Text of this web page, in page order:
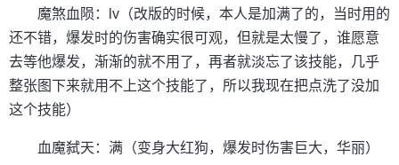
魔煞血陨：lv（改版的时候，本人是加满了的，当时用的
还不错，爆发时的伤害确实很可观，但就是太慢了，谁愿意
去等他爆发，渐渐的就不用了，再者就淡忘了该技能，几乎
整张图下来就用不上这个技能了，所以我现在把点洗了没加
这个技能）
血魔弑天：满（变身大红狗，爆发时伤害巨大，华丽）